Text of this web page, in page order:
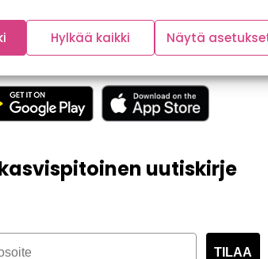
Hylkää kaikki Näytä
uutiskirje
TILAA